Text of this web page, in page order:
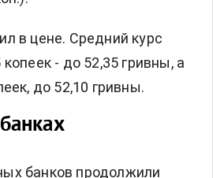
в цене. Средний курс
- до 52,35 гривны, а
до 52,10 гривны.
банков продолжили